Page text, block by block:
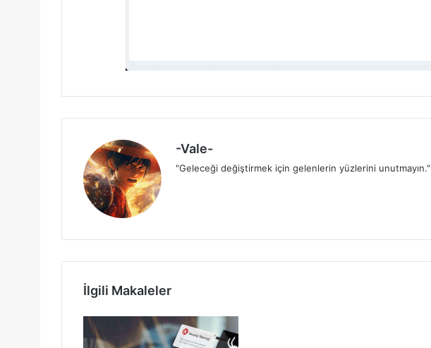
-Vale-
"Geleceği değiştirmek için gelenlerin yüzlerini unutmayın."
İlgili Makaleler